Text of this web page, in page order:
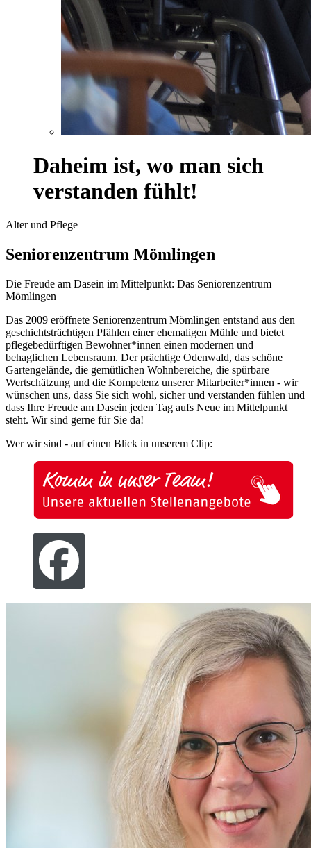
Daheim ist, wo man sich
verstanden fühlt!
Alter und Pflege
Seniorenzentrum Mömlingen
Die Freude am Dasein im Mittelpunkt: Das Seniorenzentrum
Mömlingen
Das 2009 eröffnete Seniorenzentrum Mömlingen entstand aus den
geschichtsträchtigen Pfählen einer ehemaligen Mühle und bietet
pflegebedürftigen Bewohner*innen einen modernen und
behaglichen Lebensraum. Der prächtige Odenwald, das schöne
Gartengelände, die gemütlichen Wohnbereiche, die spürbare
Wertschätzung und die Kompetenz unserer Mitarbeiter*innen - wir
wünschen uns, dass Sie sich wohl, sicher und verstanden fühlen und
dass Ihre Freude am Dasein jeden Tag aufs Neue im Mittelpunkt
steht. Wir sind gerne für Sie da!
Wer wir sind - auf einen Blick in unserem Clip: